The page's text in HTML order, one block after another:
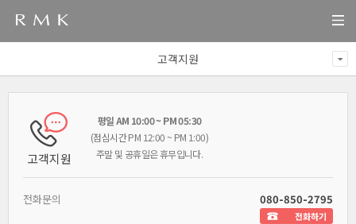
고객지원
고객지원
평일 AM 10:00 ~ PM 05:30
(점심시간 PM 12:00 ~ PM 1:00)
주말 및 공휴일은 휴무입니다.
전화문의 080-850-2795
전화하기